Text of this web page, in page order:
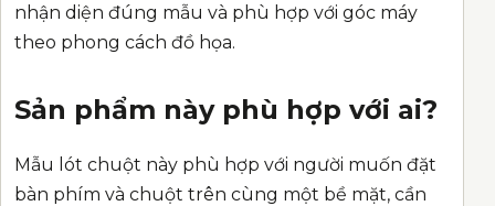
nhận diện đúng mẫu và phù hợp với góc máy
theo phong cách đồ họa.
Sản phẩm này phù hợp với ai?
Mẫu lót chuột này phù hợp với người muốn đặt
bàn phím và chuột trên cùng một bề mặt, cần